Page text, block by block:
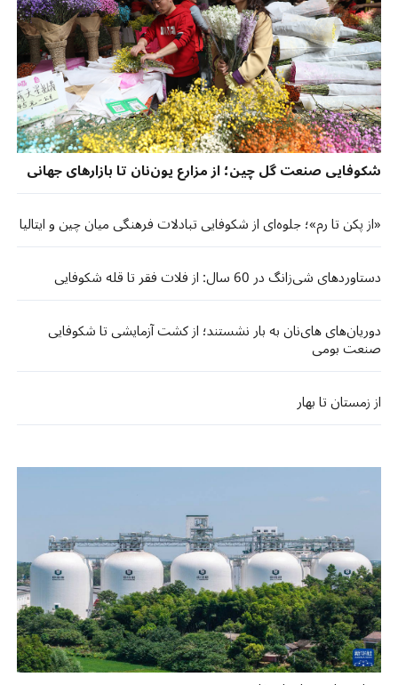
شکوفایی صنعت گل چین؛ از مزارع یون‌نان تا بازارهای جهانی
«از پکن تا رم»؛ جلوه‌ای از شکوفایی تبادلات فرهنگی میان چین و ایتالیا
دستاوردهای شی‌زانگ در 60 سال: از فلات فقر تا قله شکوفایی
دوریان‌های های‌نان به بار نشستند؛ از کشت آزمایشی تا شکوفایی
صنعت بومی
از زمستان تا بهار